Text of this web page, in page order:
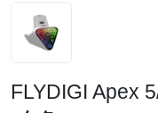
FLYDIGI Apex